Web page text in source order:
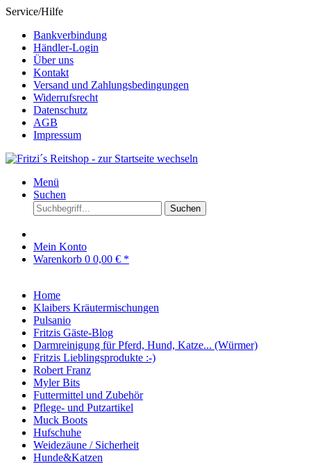
Service/Hilfe
Bankverbindung
Händler-Login
Über uns
Kontakt
Versand und Zahlungsbedingungen
Widerrufsrecht
Datenschutz
AGB
Impressum
Menü
Suchen
Suchen
Mein Konto
Warenkorb 0 0,00 € *
Home
Klaibers Kräutermischungen
Pulsanio
Fritzis Gäste-Blog
Darmreinigung für Pferd, Hund, Katze... (Würmer)
Fritzis Lieblingsprodukte :-)
Robert Franz
Myler Bits
Futtermittel und Zubehör
Pflege- und Putzartikel
Muck Boots
Hufschuhe
Weidezäune / Sicherheit
Hunde&Katzen